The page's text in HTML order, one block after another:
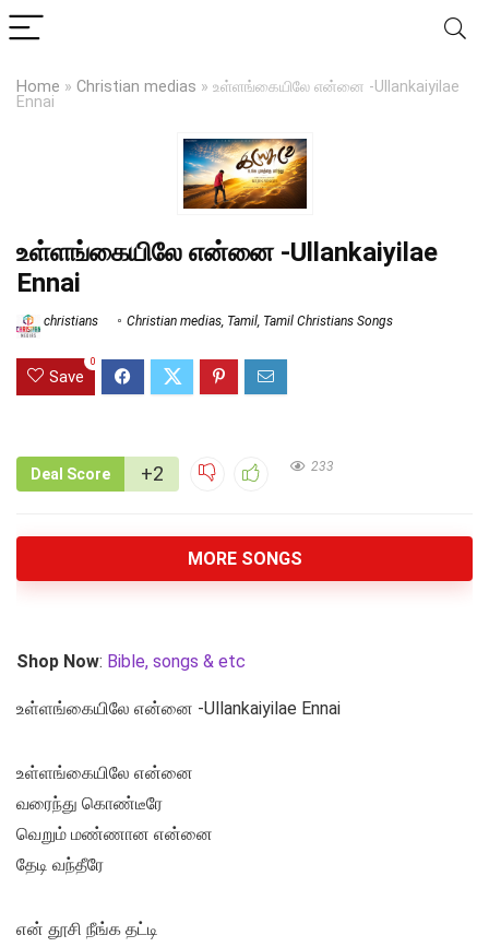
Home » Christian medias » உள்ளங்கையிலே என்னை -Ullankaiyilae
Ennai
உள்ளங்கையிலே என்னை -Ullankaiyilae
Ennai
christians Christian medias Tamil Tamil Christians Songs
Save
0
Deal Score +2 233
MORE SONGS
Shop Now: Bible, songs & etc
உள்ளங்கையிலே என்னை -Ullankaiyilae Ennai
உள்ளங்கையிலே என்னை
வரைந்து கொண்டீரே
வெறும் மண்ணான என்னை
தேடி வந்தீரே
என் தூசி நீங்க தட்டி